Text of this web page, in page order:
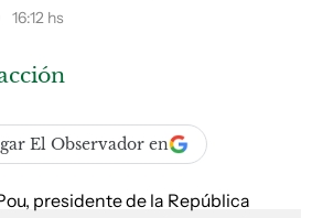
16:12 hs
El Observador en